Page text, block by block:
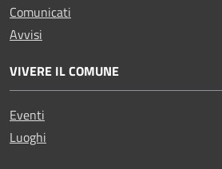
Comunicati
Avvisi
VIVERE IL COMUNE
Eventi
Luoghi